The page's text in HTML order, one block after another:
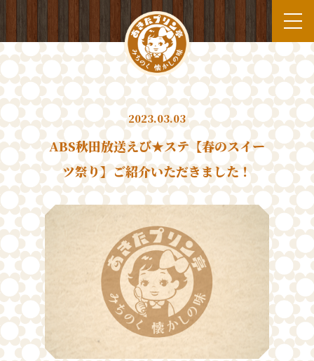
2023.03.03
ABS秋田放送えび★ステ【春のスイー
ツ祭り】ご紹介いただきました！